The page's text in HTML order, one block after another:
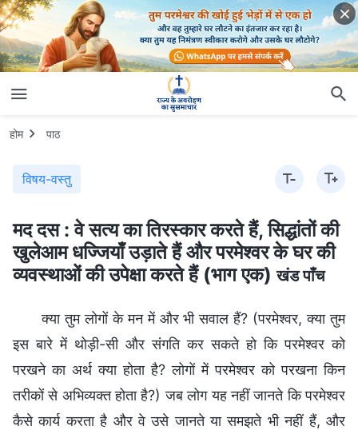
होम पाठ
विषय-वस्तु
मद दस : वे सत्य का तिरस्कार करते हैं, सिद्धांतों की
खुलेआम धज्जियाँ उड़ाते हैं और परमेश्वर के घर की
व्यवस्थाओं की उपेक्षा करते हैं (भाग एक)खंड पाँच
क्या तुम लोगों के मन में और भी सवाल हैं? (परमेश्वर, क्या तुम
इस बारे में थोड़ी-सी और संगति कर सकते हो कि परमेश्वर को
परखने का अर्थ क्या होता है? लोगों में परमेश्वर को परखना किन
तरीकों से अभिव्यक्त होता है?) जब लोग यह नहीं जानते कि परमेश्वर
कैसे कार्य करता है और वे उसे जानते या समझते भी नहीं हैं, और